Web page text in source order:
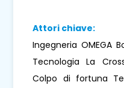
Attori chiave:
Ingegneria OMEGA
Tecnologia La
Colpo di fortuna